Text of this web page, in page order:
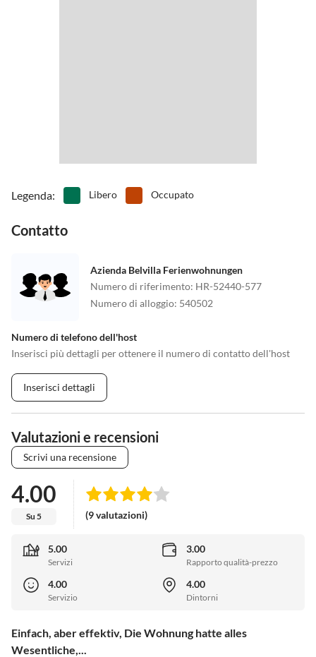
Legenda: Libero Occupato
Contatto
Azienda Belvilla Ferienwohnungen
Numero di riferimento: HR-52440-577
Numero di alloggio: 540502
Numero di telefono dell'host
Inserisci più dettagli per ottenere il numero di contatto dell'host
Inserisci dettagli
Valutazioni e recensioni
Scrivi una recensione
4.00
Su 5 (9 valutazioni)
5.00
Servizi
3.00
Rapporto qualità-prezzo
4.00
Servizio
4.00
Dintorni
Einfach, aber effektiv, Die Wohnung hatte alles
Wesentliche,...